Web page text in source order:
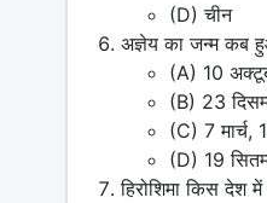
(D) चीन
अज्ञेय का जन्म कब
(A) 10
(B) 23
(C) 7 मार्च,
(D) 19
हिरोशिमा किस देश